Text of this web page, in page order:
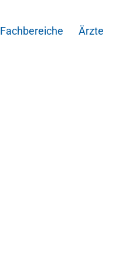
Fachbereiche Ärzte